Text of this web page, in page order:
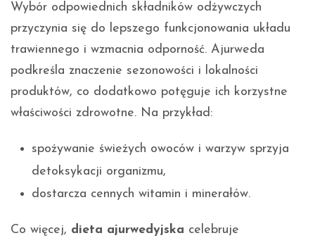
Wybór odpowiednich składników odżywczych
przyczynia się do lepszego funkcjonowania układu
trawiennego i wzmacnia odporność. Ajurweda
podkreśla znaczenie sezonowości i lokalności
produktów, co dodatkowo potęguje ich korzystne
właściwości zdrowotne. Na przykład:
spożywanie świeżych owoców i warzyw sprzyja
detoksykacji organizmu,
dostarcza cennych witamin i minerałów.
Co więcej, dieta ajurwedyjska celebruje